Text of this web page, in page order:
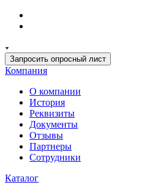
Запросить опросный лист
Компания
О компании
История
Реквизиты
Документы
Отзывы
Партнеры
Сотрудники
Каталог